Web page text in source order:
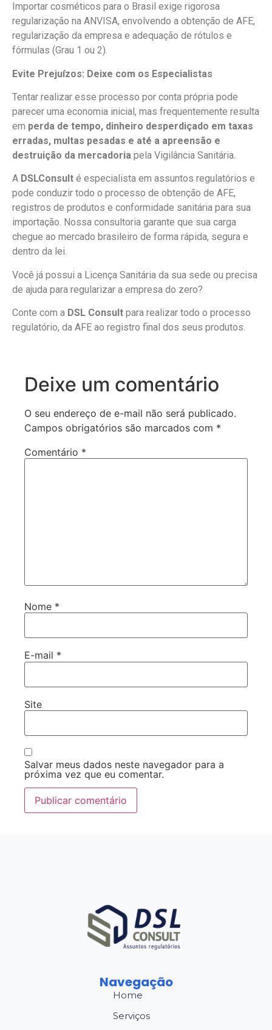
Importar cosméticos para o Brasil exige rigorosa
regularização na ANVISA, envolvendo a obtenção de AFE,
regularização da empresa e adequação de rótulos e
fórmulas (Grau 1 ou 2).
Evite Prejuízos: Deixe com os Especialistas
Tentar realizar esse processo por conta própria pode
parecer uma economia inicial, mas frequentemente resulta
em perda de tempo, dinheiro desperdiçado em taxas
erradas, multas pesadas e até a apreensão e
destruição da mercadoria pela Vigilância Sanitária.
A DSLConsult é especialista em assuntos regulatórios e
pode conduzir todo o processo de obtenção de AFE,
registros de produtos e conformidade sanitária para sua
importação. Nossa consultoria garante que sua carga
chegue ao mercado brasileiro de forma rápida, segura e
dentro da lei.
Você já possui a Licença Sanitária da sua sede ou precisa
de ajuda para regularizar a empresa do zero?
Conte com a DSL Consult para realizar todo o processo
regulatório, da AFE ao registro final dos seus produtos.
Deixe um comentário
O seu endereço de e-mail não será publicado.
Campos obrigatórios são marcados com *
Comentário *
Nome *
E-mail *
Site
Salvar meus dados neste navegador para a
próxima vez que eu comentar.
Navegação
Home
Serviços